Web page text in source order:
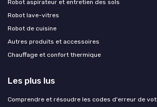
Robot aspirateur et entretien des sols
Robot lave-vitres
Robot de cuisine
Autres produits et accessoires
Chauffage et confort thermique
Les plus lus
Comprendre et résoudre les codes d'erreur de